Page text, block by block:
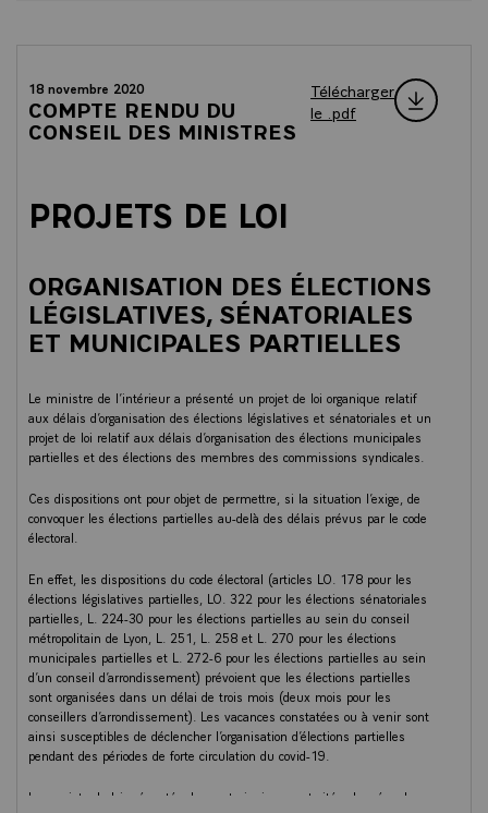
18 novembre 2020
COMPTE RENDU DU
CONSEIL DES MINISTRES
Télécharger
le .pdf
PROJETS DE LOI
ORGANISATION DES ÉLECTIONS
LÉGISLATIVES, SÉNATORIALES
ET MUNICIPALES PARTIELLES
Le ministre de l’intérieur a présenté un projet de loi organique relatif
aux délais d’organisation des élections législatives et sénatoriales et un
projet de loi relatif aux délais d’organisation des élections municipales
partielles et des élections des membres des commissions syndicales.
Ces dispositions ont pour objet de permettre, si la situation l’exige, de
convoquer les élections partielles au-delà des délais prévus par le code
électoral.
En effet, les dispositions du code électoral (articles LO. 178 pour les
élections législatives partielles, LO. 322 pour les élections sénatoriales
partielles, L. 224-30 pour les élections partielles au sein du conseil
métropolitain de Lyon, L. 251, L. 258 et L. 270 pour les élections
municipales partielles et L. 272-6 pour les élections partielles au sein
d’un conseil d’arrondissement) prévoient que les élections partielles
sont organisées dans un délai de trois mois (deux mois pour les
conseillers d’arrondissement). Les vacances constatées ou à venir sont
ainsi susceptibles de déclencher l’organisation d’élections partielles
pendant des périodes de forte circulation du covid-19.
Les projets de loi présentés donnent ainsi aux autorités chargées de